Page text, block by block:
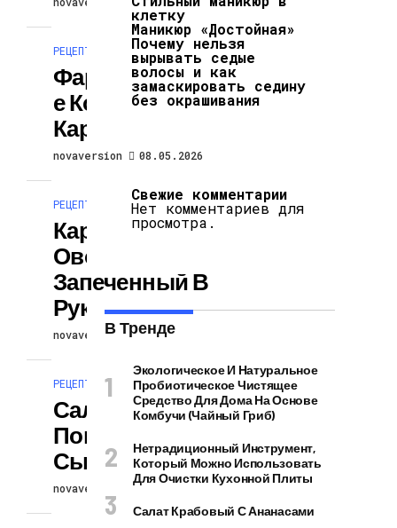
РЕЦЕПТЫ
Фаршированны
Е Корзиночки Из
Картофеля
novaversion 08.05.2026
РЕЦЕПТЫ
Картофель С
Овощами,
Запеченный В
Рукаве
novaversion 08.05.2026
РЕЦЕПТЫ
Салат С
Помидорами И
Сыром
novaversion 07.05.2026
клетку
Маникюр «Достойная»
Почему нельзя
вырывать седые
волосы и как
замаскировать седину
без окрашивания
Свежие комментарии
Нет комментариев для
просмотра.
В Тренде
Экологическое И Натуральное
Пробиотическое Чистящее
Средство Для Дома На Основе
Комбучи (чайный Гриб)
Нетрадиционный Инструмент,
Который Можно Использовать
Для Очистки Кухонной Плиты
Салат Крабовый С Ананасами